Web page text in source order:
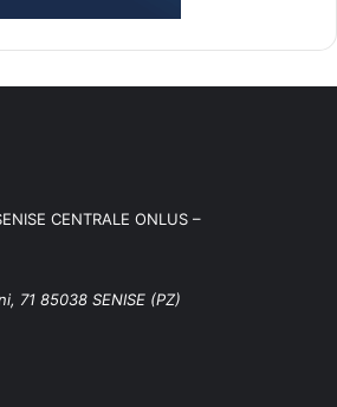
CENTRALE ONLUS –
71 85038 SENISE (PZ)